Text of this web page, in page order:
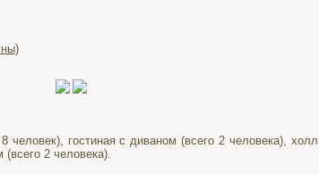
человек), гостиная с диваном (всего 2 человека), холл
2 человека).